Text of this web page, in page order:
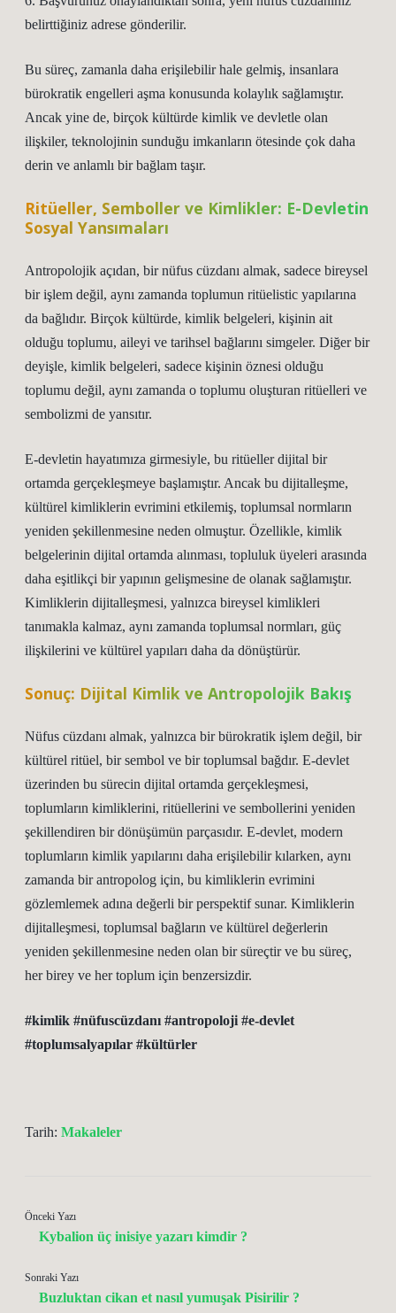
belirttiğiniz adrese gönderilir.
Bu süreç, zamanla daha erişilebilir hale gelmiş, insanlara
bürokratik engelleri aşma konusunda kolaylık sağlamıştır.
Ancak yine de, birçok kültürde kimlik ve devletle olan
ilişkiler, teknolojinin sunduğu imkanların ötesinde çok daha
derin ve anlamlı bir bağlam taşır.
Ritüeller, Semboller ve Kimlikler: E-Devletin
Sosyal Yansımaları
Antropolojik açıdan, bir nüfus cüzdanı almak, sadece bireysel
bir işlem değil, aynı zamanda toplumun ritüelistic yapılarına
da bağlıdır. Birçok kültürde, kimlik belgeleri, kişinin ait
olduğu toplumu, aileyi ve tarihsel bağlarını simgeler. Diğer bir
deyişle, kimlik belgeleri, sadece kişinin öznesi olduğu
toplumu değil, aynı zamanda o toplumu oluşturan ritüelleri ve
sembolizmi de yansıtır.
E-devletin hayatımıza girmesiyle, bu ritüeller dijital bir
ortamda gerçekleşmeye başlamıştır. Ancak bu dijitalleşme,
kültürel kimliklerin evrimini etkilemiş, toplumsal normların
yeniden şekillenmesine neden olmuştur. Özellikle, kimlik
belgelerinin dijital ortamda alınması, topluluk üyeleri arasında
daha eşitlikçi bir yapının gelişmesine de olanak sağlamıştır.
Kimliklerin dijitalleşmesi, yalnızca bireysel kimlikleri
tanımakla kalmaz, aynı zamanda toplumsal normları, güç
ilişkilerini ve kültürel yapıları daha da dönüştürür.
Sonuç: Dijital Kimlik ve Antropolojik Bakış
Nüfus cüzdanı almak, yalnızca bir bürokratik işlem değil, bir
kültürel ritüel, bir sembol ve bir toplumsal bağdır. E-devlet
üzerinden bu sürecin dijital ortamda gerçekleşmesi,
toplumların kimliklerini, ritüellerini ve sembollerini yeniden
şekillendiren bir dönüşümün parçasıdır. E-devlet, modern
toplumların kimlik yapılarını daha erişilebilir kılarken, aynı
zamanda bir antropolog için, bu kimliklerin evrimini
gözlemlemek adına değerli bir perspektif sunar. Kimliklerin
dijitalleşmesi, toplumsal bağların ve kültürel değerlerin
yeniden şekillenmesine neden olan bir süreçtir ve bu süreç,
her birey ve her toplum için benzersizdir.
#kimlik #nüfuscüzdanı #antropoloji #e-devlet
#toplumsalyapılar #kültürler
Tarih: Makaleler
Önceki Yazı
Kybalion üç inisiye yazarı kimdir ?
Sonraki Yazı
Buzluktan cikan et nasıl yumuşak Pisirilir ?